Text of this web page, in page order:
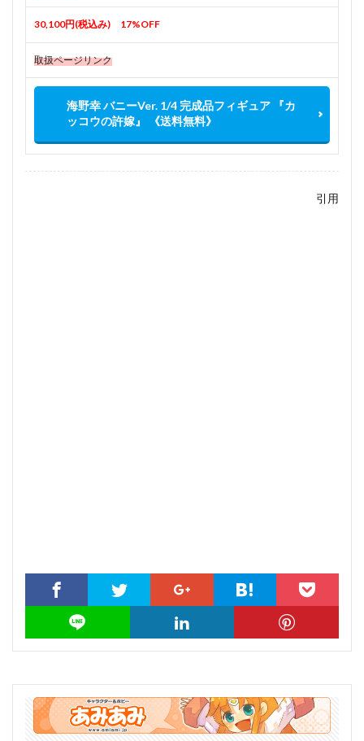
30,100円(税込み) 17%OFF
取扱ページリンク
海野幸 バニーVer. 1/4 完成品フィギュア 『カ
ッコウの許嫁』 《送料無料》
引用